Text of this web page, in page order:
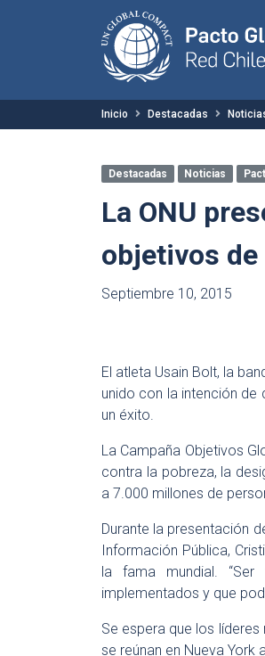
Inicio Destacadas
Destacadas Noticias
La ONU
objetivos
Septiembre 10, 2015
El atleta Usain Bolt, la
unido con la intención de
un éxito.
La Campaña Objetivos
contra la pobreza, la
a 7.000 millones de
Durante la presentación
Información Pública,
la fama mundial.
implementados y que
Se espera que los
se reúnan en Nueva York